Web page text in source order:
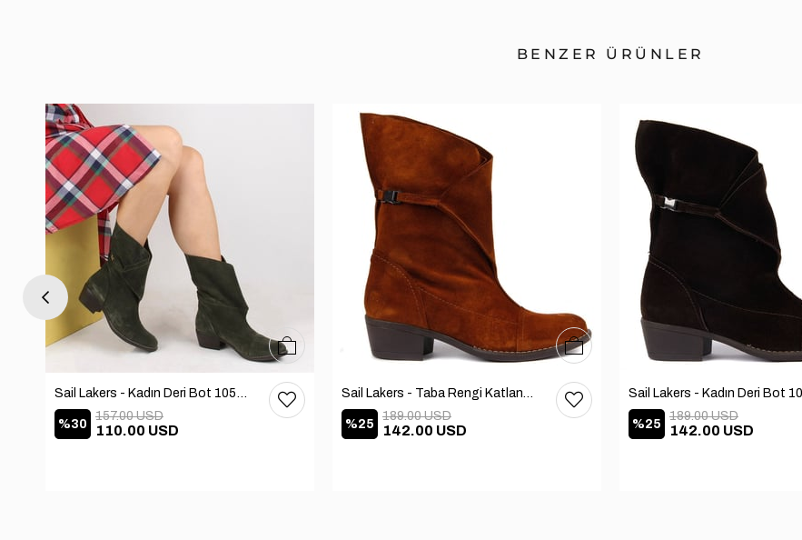
BENZER ÜRÜNLER
40
Sail Lakers - Kadın Deri Bot 105-2910-VENUS
%30 110.00 USD
157.00 USD
3637
Sail Lakers - Taba Rengi Katlanabilir Kadın Deri Bot 105-2910-VENUS
%25 142.00 USD
189.00 USD
363738
%25 142.00 USD
189.00 USD